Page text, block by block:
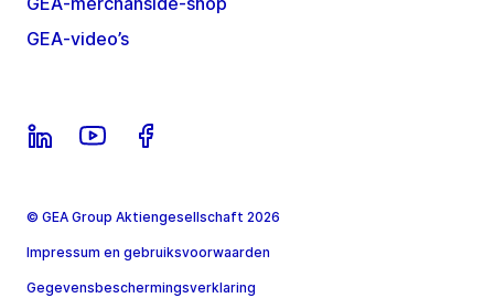
GEA-video’s
© GEA Group Aktiengesellschaft 2026
Impressum en gebruiksvoorwaarden
Gegevensbeschermingsverklaring